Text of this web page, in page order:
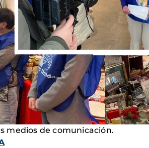
medios de comunicación.